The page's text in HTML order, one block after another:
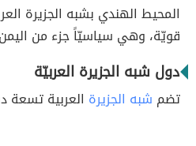
المحيط الهندي بشبه الجزيرة
قويّة، وهي سياسيّاً جزء من
دول شبه الجزيرة العربيّة
تضم شبه الجزيرة العربية